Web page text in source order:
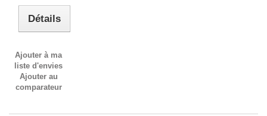
Détails
Ajouter à ma
liste d'envies
Ajouter au
comparateur